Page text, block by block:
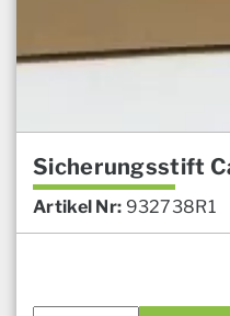
Sicherungsstift
Artikel Nr: 932738R1